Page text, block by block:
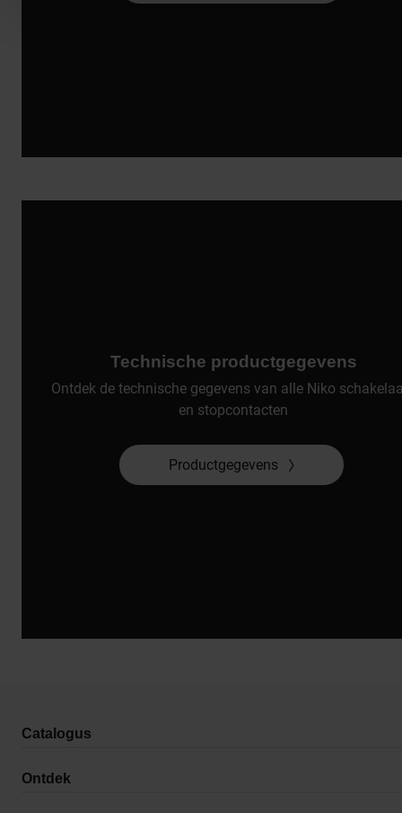
Technische productgegevens
Ontdek de technische gegevens van alle Niko
en stopcontacten
Productgegevens
Catalogus
Ontdek